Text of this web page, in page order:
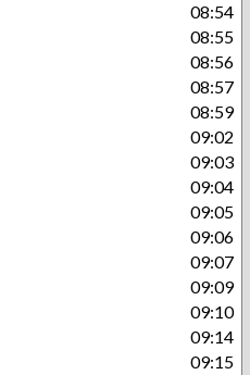
08:54
08:55
08:56
08:57
08:59
09:02
09:03
09:04
09:05
09:06
09:07
09:09
09:10
09:14
09:15